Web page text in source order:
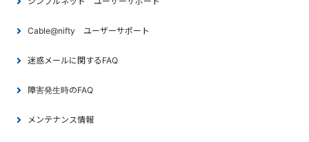
Cable@nifty ユーザーサポート
迷惑メールに関するFAQ
障害発生時のFAQ
メンテナンス情報